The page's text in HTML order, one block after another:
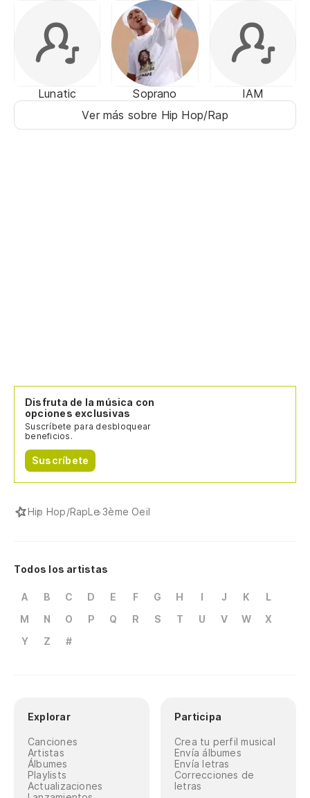
Lunatic Soprano
IAM
Ver más sobre Hip Hop/Rap
Disfruta de la música con
opciones exclusivas
Suscríbete para desbloquear
beneficios.
Suscríbete
Hip Hop/RapLe 3ème Oeil
Todos los artistas
A B C D E F G H I J K
L
M
N O P Q R S T U V W
X
Y
Z #
Explorar
Canciones
Artistas
Álbumes
Playlists
Actualizaciones
Participa
Crea tu perfil musical
Envía álbumes
Envía letras
Correcciones de
letras